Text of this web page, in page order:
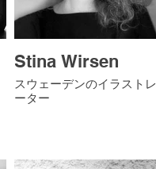
Stina Wirsen
スウェーデンのイラストレ
ーター